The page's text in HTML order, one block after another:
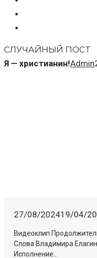
СЛУЧАЙНЫЙ ПОСТ
Я — христианин!Admin
27/08/202419/04/
Видеоклип
Слова Владимира
Исполнение...